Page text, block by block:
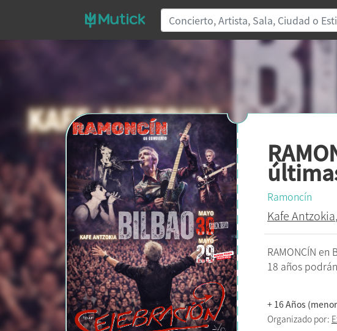
Ramoncín
Kafe Antzokia,
RAMONCÍN
18 años
+ 16 Años
Organizado por: